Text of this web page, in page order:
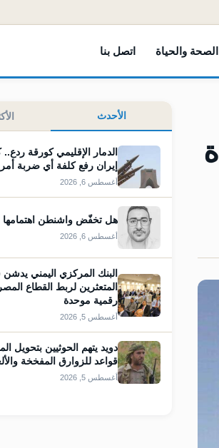
الصحة والحياة اتصل بنا
الأحدث
الدمار الإقليمي كورقة
إيران رفع كلفة أي ضربة
أغسطس 6, 2026
هل تخفّض واشنطن اهتمامها
أغسطس 6, 2026
البنك المركزي اليمني
المتعثرين لربط القطاع
رقمية موحدة
أغسطس 5, 2026
دويد يتهم الحوثيين بتحويل
قواعد للزوارق المفخخة
أغسطس 5, 2026